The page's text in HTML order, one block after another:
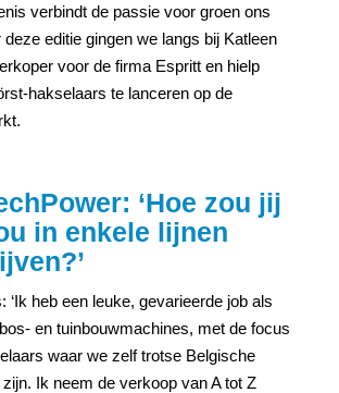
verbindt de passie voor groen ons
deze editie gingen we langs bij Katleen
voor de firma Espritt en hielp
hakselaars te lanceren op de
‘Hoe zou jij
in enkele lijnen
‘Ik heb een leuke, gevarieerde job als
en tuinbouwmachines, met de focus
waar we zelf trotse Belgische
Ik neem de verkoop van A tot Z